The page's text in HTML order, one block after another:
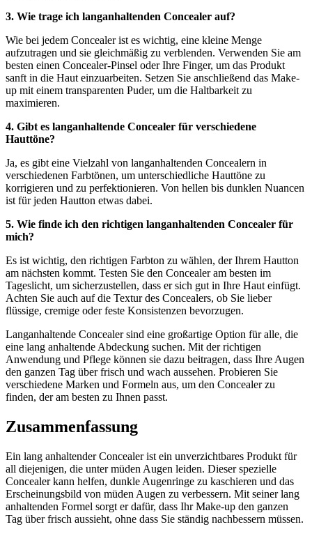
3. Wie trage ich langanhaltenden Concealer auf?
Wie bei jedem Concealer ist es wichtig, eine kleine Menge
aufzutragen und sie gleichmäßig zu verblenden. Verwenden Sie am
besten einen Concealer-Pinsel oder Ihre Finger, um das Produkt
sanft in die Haut einzuarbeiten. Setzen Sie anschließend das Make-
up mit einem transparenten Puder, um die Haltbarkeit zu
maximieren.
4. Gibt es langanhaltende Concealer für verschiedene
Hauttöne?
Ja, es gibt eine Vielzahl von langanhaltenden Concealern in
verschiedenen Farbtönen, um unterschiedliche Hauttöne zu
korrigieren und zu perfektionieren. Von hellen bis dunklen Nuancen
ist für jeden Hautton etwas dabei.
5. Wie finde ich den richtigen langanhaltenden Concealer für
mich?
Es ist wichtig, den richtigen Farbton zu wählen, der Ihrem Hautton
am nächsten kommt. Testen Sie den Concealer am besten im
Tageslicht, um sicherzustellen, dass er sich gut in Ihre Haut einfügt.
Achten Sie auch auf die Textur des Concealers, ob Sie lieber
flüssige, cremige oder feste Konsistenzen bevorzugen.
Langanhaltende Concealer sind eine großartige Option für alle, die
eine lang anhaltende Abdeckung suchen. Mit der richtigen
Anwendung und Pflege können sie dazu beitragen, dass Ihre Augen
den ganzen Tag über frisch und wach aussehen. Probieren Sie
verschiedene Marken und Formeln aus, um den Concealer zu
finden, der am besten zu Ihnen passt.
Zusammenfassung
Ein lang anhaltender Concealer ist ein unverzichtbares Produkt für
all diejenigen, die unter müden Augen leiden. Dieser spezielle
Concealer kann helfen, dunkle Augenringe zu kaschieren und das
Erscheinungsbild von müden Augen zu verbessern. Mit seiner lang
anhaltenden Formel sorgt er dafür, dass Ihr Make-up den ganzen
Tag über frisch aussieht, ohne dass Sie ständig nachbessern müssen.